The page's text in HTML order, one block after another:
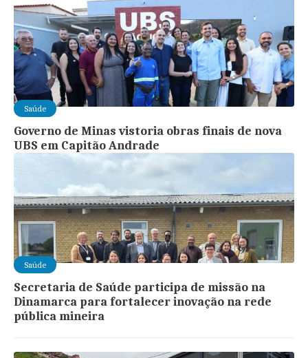
Saúde
Governo de Minas vistoria obras finais de nova
UBS em Capitão Andrade
Saúde
Secretaria de Saúde participa de missão na
Dinamarca para fortalecer inovação na rede
pública mineira